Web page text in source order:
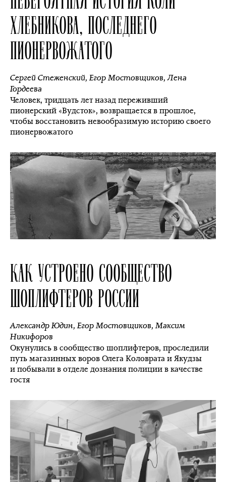
ХЛЕБНИКОВА, ПОСЛЕДНЕГО
ПИОНЕРВОЖАТОГО
Сергей Стеженский,Егор Мостовщиков,Лена
Гордеева
Человек, тридцать лет назад переживший
пионерский «Вудсток», возвращается в прошлое,
чтобы восстановить невообразимую историю своего
пионервожатого
КАК УСТРОЕНО СООБЩЕСТВО
ШОПЛИФТЕРОВ РОССИИ
Александр Юдин,Егор Мостовщиков,Максим
Никифоров
Окунулись в сообщество шоплифтеров, проследили
путь магазинных воров Олега Коловрата и Якудзы
и побывали в отделе дознания полиции в качестве
гостя